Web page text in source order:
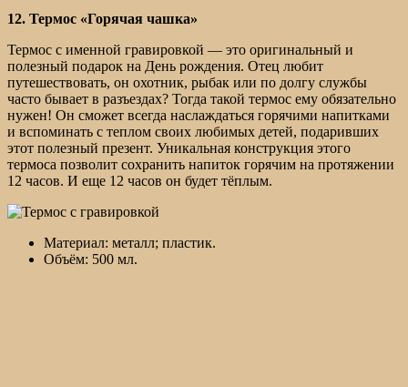
12. Термос «Горячая чашка»
Термос с именной гравировкой — это оригинальный и
полезный подарок на День рождения. Отец любит
путешествовать, он охотник, рыбак или по долгу службы
часто бывает в разъездах? Тогда такой термос ему обязательно
нужен! Он сможет всегда наслаждаться горячими напитками
и вспоминать с теплом своих любимых детей, подаривших
этот полезный презент. Уникальная конструкция этого
термоса позволит сохранить напиток горячим на протяжении
12 часов. И еще 12 часов он будет тёплым.
Материал: металл; пластик.
Объём: 500 мл.